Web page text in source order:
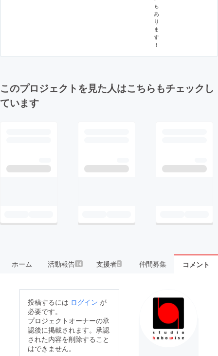
も
あ
り
ま
す
！
このプロジェクトを見た人はこちらもチェックし
ています
ホーム 活動報告14 支援者2 仲間募集 コメント
投稿するには ログイン が
必要です。
プロジェクトオーナーの承
認後に掲載されます。承認
された内容を削除すること
はできません。